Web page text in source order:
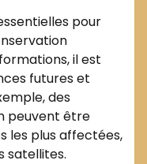
pour
il est
futures et
des
peuvent être
les plus affectées,
satellites.